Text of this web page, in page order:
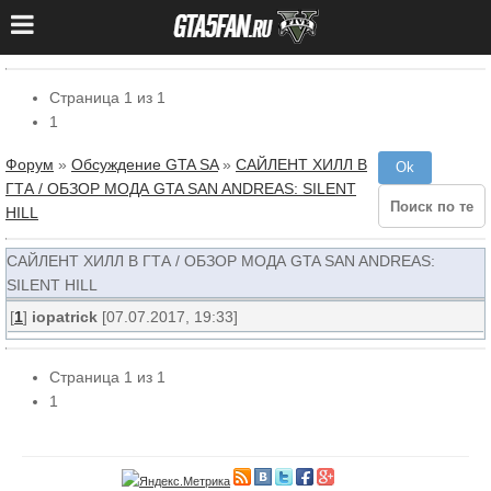
Страница 1 из 1
1
Форум » Обсуждение GTA SA » САЙЛЕНТ ХИЛЛ В
ГТА / ОБЗОР МОДА GTA SAN ANDREAS: SILENT
HILL
САЙЛЕНТ ХИЛЛ В ГТА / ОБЗОР МОДА GTA SAN ANDREAS:
SILENT HILL
[1] iopatrick [07.07.2017, 19:33]
Страница 1 из 1
1